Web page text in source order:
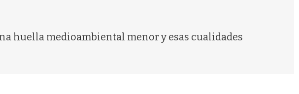
huella medioambiental menor y esas cualidades